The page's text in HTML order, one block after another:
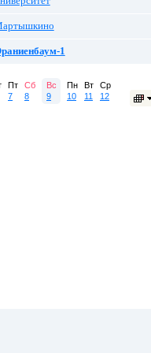
1
Пт
7
Сб
8
Вс
9
Пн
10
Вт
11
Ср
12